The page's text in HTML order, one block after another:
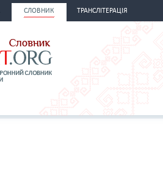
СЛОВНИК ТРАНСЛІТЕРАЦІЯ